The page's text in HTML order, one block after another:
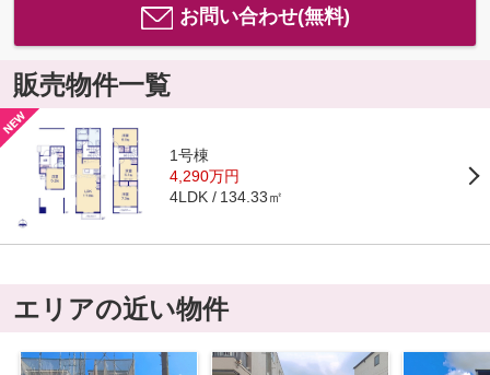
お問い合わせ(無料)
販売物件一覧
1号棟
4,290万円
4LDK 134.33㎡
エリアの近い物件